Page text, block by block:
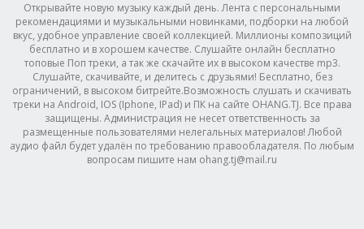
Открывайте новую музыку каждый день. Лента с персональными
рекомендациями и музыкальными новинками, подборки на любой
вкус, удобное управление своей коллекцией. Миллионы композиций
бесплатно и в хорошем качестве. Слушайте онлайн бесплатно
топовые Поп треки, а так же скачайте их в высоком качестве mp3.
Слушайте, скачивайте, и делитесь с друзьями! Бесплатно, без
ограничений, в высоком битрейте.Возможность слушать и скачивать
треки на Android, IOS (Iphone, IPad) и ПК на сайте OHANG.TJ. Все права
защищены. Администрация не несет ответственность за
размещенные пользователями нелегальных материалов! Любой
аудио файл будет удалён по требованию правообладателя. По любым
вопросам пишите нам ohang.tj@mail.ru